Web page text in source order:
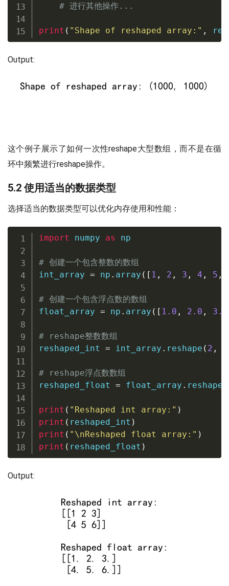
# 进行其他操作...
print ( "Shape of reshaped array:" ,
Output:
这个例子展示了如何一次性reshape大型数组，而不是在循
环中频繁进行reshape操作。
5.2 使用适当的数据类型
选择适当的数据类型可以优化内存使用和性能：
import numpy as np
# 创建一个包含整数的数组
int_array = np . array ( [ 1 , 2 , 3 , 4 , 5 ,
# 创建一个包含浮点数的数组
float_array = np . array ( [ 1.0 , 2.0 , 3.0
# reshape整数数组
reshaped_int = int_array . reshape ( 2 ,
# reshape浮点数数组
reshaped_float = float_array . reshape
print ( "Reshaped int array:" )
print ( reshaped_int )
print ( "\nReshaped float array:" )
print ( reshaped_float )
Output: